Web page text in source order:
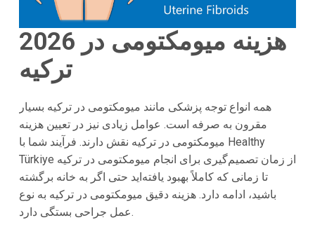
2026
ترکیه
همه انواع توجه پزشکی مانند میومکتومی در ترکیه بسیار
مقرون به صرفه است. عوامل زیادی نیز در تعیین هزینه
میومکتومی در ترکیه نقش دارند. فرآیند شما با Healthy
Türkiye از زمان تصمیم‌گیری برای انجام میومکتومی در ترکیه
تا زمانی که کاملاً بهبود یافته‌اید حتی اگر به خانه برگشته
باشید، ادامه دارد. هزینه دقیق میومکتومی در ترکیه به نوع
عمل جراحی بستگی دارد.